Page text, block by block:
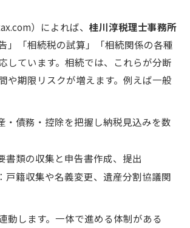
）によれば、 桂川淳税理士事務所
」「相続税の試算」「相続関係の各種
しています。相続では、これらが分断
や期限リスクが増えます。例えば一般
・債務・控除を把握し納税見込みを数
書類の収集と申告書作成、提出
戸籍収集や名義変更、遺産分割協議関
動します。一体で進める体制がある